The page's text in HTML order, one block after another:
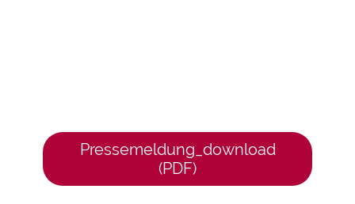
Pressemeldung_download
(PDF)